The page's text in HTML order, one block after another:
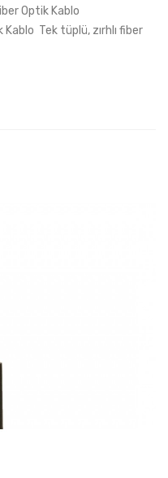
Optik Kablo
Tek tüplü, zırhlı fiber